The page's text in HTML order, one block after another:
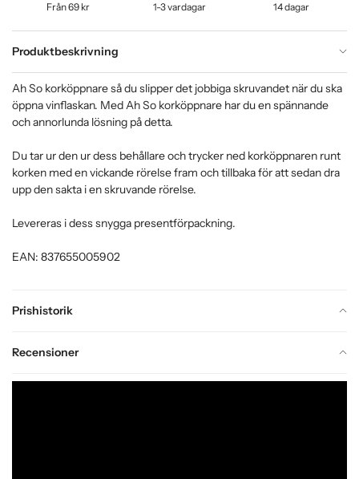
Från 69 kr
1-3 vardagar
14 dagar
Produktbeskrivning
Prishistorik
Recensioner
Ah So korköppnare så du slipper det jobbiga skruvandet när du ska
öppna vinflaskan. Med Ah So korköppnare har du en spännande
och annorlunda lösning på detta.
Du tar ur den ur dess behållare och trycker ned korköppnaren runt
korken med en vickande rörelse fram och tillbaka för att sedan dra
upp den sakta i en skruvande rörelse.
Levereras i dess snygga presentförpackning.
EAN: 837655005902